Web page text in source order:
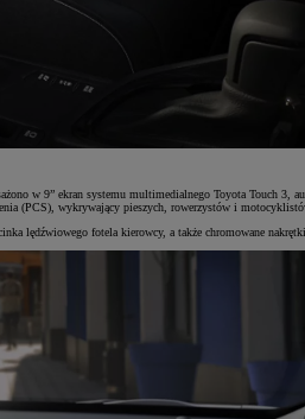
w 9” ekran systemu multimedialnego Toyota Touch 3,
(PCS), wykrywający pieszych, rowerzystów i
lędźwiowego fotela kierowcy, a także chromowane